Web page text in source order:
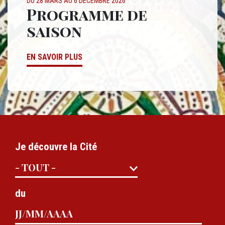
Titre
Programme de
saison
Lien
EN SAVOIR PLUS
Je découvre la Cité
du